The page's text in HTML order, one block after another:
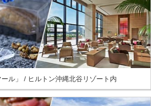
ル」 / ヒルトン沖縄北谷リゾート内